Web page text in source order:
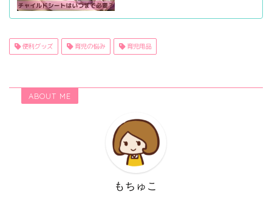
便利グッズ 育児の悩み 育児用品
ABOUT ME
もちゅこ